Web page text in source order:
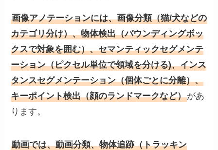
画像アノテーションには、画像分類（猫/犬などの
カテゴリ分け）、物体検出（バウンディングボッ
クスで対象を囲む）、セマンティックセグメンテ
ーション（ピクセル単位で領域を分ける)、インス
タンスセグメンテーション（個体ごとに分離）、
キーポイント検出（顔のランドマークなど）があ
ります。
動画では、動画分類、物体追跡（トラッキン